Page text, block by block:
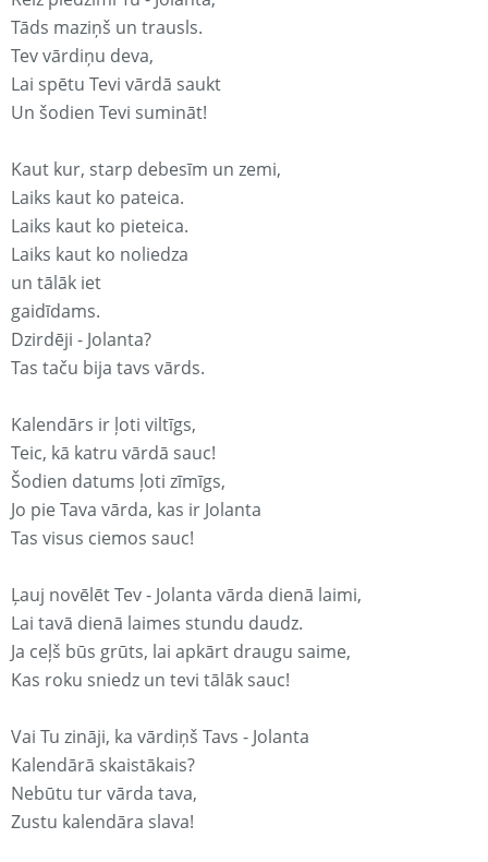
Tāds maziņš un trausls.
Tev vārdiņu deva,
Lai spētu Tevi vārdā saukt
Un šodien Tevi sumināt!
Kaut kur, starp debesīm un zemi,
Laiks kaut ko pateica.
Laiks kaut ko pieteica.
Laiks kaut ko noliedza
un tālāk iet
gaidīdams.
Dzirdēji - Jolanta?
Tas taču bija tavs vārds.
Kalendārs ir ļoti viltīgs,
Teic, kā katru vārdā sauc!
Šodien datums ļoti zīmīgs,
Jo pie Tava vārda, kas ir Jolanta
Tas visus ciemos sauc!
Ļauj novēlēt Tev - Jolanta vārda dienā laimi,
Lai tavā dienā laimes stundu daudz.
Ja ceļš būs grūts, lai apkārt draugu saime,
Kas roku sniedz un tevi tālāk sauc!
Vai Tu zināji, ka vārdiņš Tavs - Jolanta
Kalendārā skaistākais?
Nebūtu tur vārda tava,
Zustu kalendāra slava!